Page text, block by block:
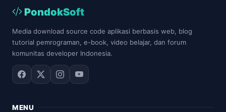
PondokSoft
Media download source code aplikasi berbasis web, blog
tutorial pemrograman, e-book, video belajar, dan forum
komunitas developer Indonesia.
MENU